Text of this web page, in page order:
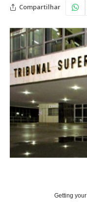
Compartilhar
Getting your